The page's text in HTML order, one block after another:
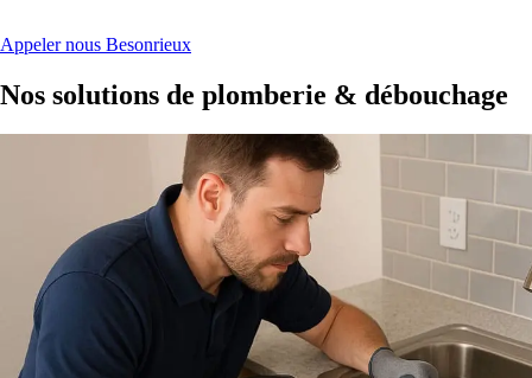
Appeler nous Besonrieux
Nos solutions de plomberie & débouchage